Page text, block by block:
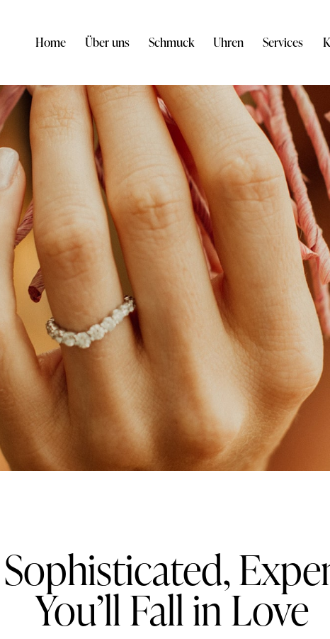
Home Über uns Schmuck Uhren Services
You’ll Fall in Love